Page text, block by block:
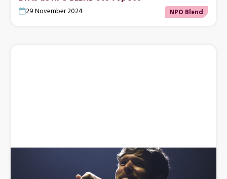
29 November 2024 NPO Blend